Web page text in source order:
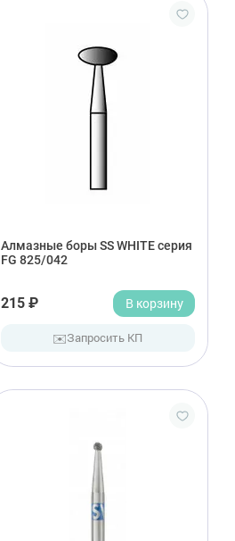
Алмазные боры SS WHITE серия
FG 825/042
215 ₽ В корзину
✉️Запросить КП